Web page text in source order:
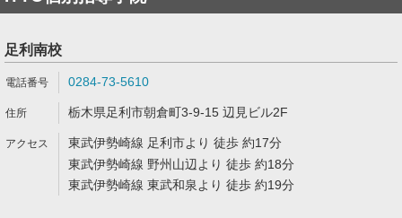
足利南校
0284-73-5610
栃木県足利市朝倉町3-9-15 辺見ビル2F
東武伊勢崎線 足利市より 徒歩 約17分
東武伊勢崎線 野州山辺より 徒歩 約18分
東武伊勢崎線 東武和泉より 徒歩 約19分